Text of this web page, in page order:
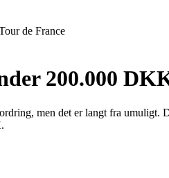
de France
200.000
men det er langt fra umuligt.